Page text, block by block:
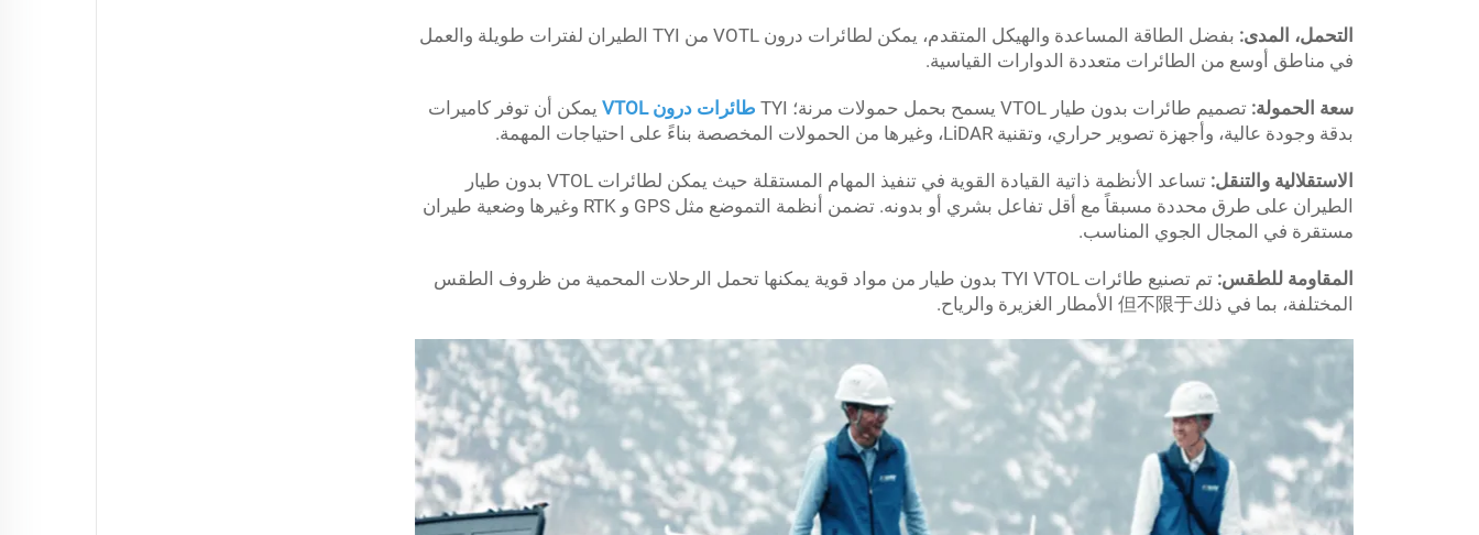
التحمل، المدى:
بفضل الطاقة المساعدة والهيكل المتقدم، يمكن لطائرات درون VOTL من TYI الطيران لفترات طويلة والعمل
في مناطق أوسع من الطائرات متعددة الدوارات القياسية.
سعة الحمولة: تصميم طائرات بدون طيار VTOL يسمح بحمل حمولات مرنة؛ TYI طائرات درون VTOL
يمكن أن توفر كاميرات
بدقة وجودة عالية، وأجهزة تصوير حراري، وتقنية LiDAR، وغيرها من الحمولات المخصصة بناءً على احتياجات المهمة.
الاستقلالية والتنقل:
تساعد الأنظمة ذاتية القيادة القوية في تنفيذ المهام المستقلة حيث يمكن لطائرات VTOL بدون طيار
الطيران على طرق محددة مسبقاً مع أقل تفاعل بشري أو بدونه. تضمن أنظمة التموضع مثل GPS و RTK وغيرها وضعية طيران
مستقرة في المجال الجوي المناسب.
المقاومة للطقس:
تم تصنيع طائرات TYI VTOL بدون طيار من مواد قوية يمكنها تحمل الرحلات المحمية من ظروف الطقس
المختلفة، بما في ذلك但不限于 الأمطار الغزيرة والرياح.